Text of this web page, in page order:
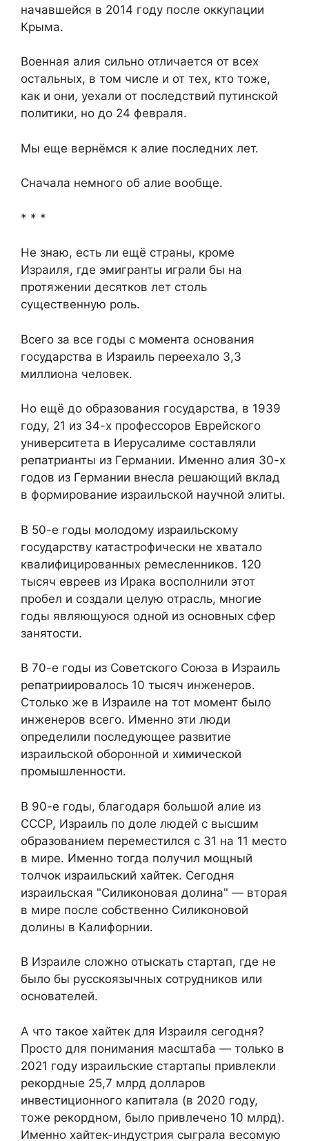
начавшейся в 2014 году после оккупации
Крыма.
Военная алия сильно отличается от всех
остальных, в том числе и от тех, кто тоже,
как и они, уехали от последствий путинской
политики, но до 24 февраля.
Мы еще вернёмся к алие последних лет.
Сначала немного об алие вообще.
* * *
Не знаю, есть ли ещё страны, кроме
Израиля, где эмигранты играли бы на
протяжении десятков лет столь
существенную роль.
Всего за все годы с момента основания
государства в Израиль переехало 3,3
миллиона человек.
Но ещё до образования государства, в 1939
году, 21 из 34-х профессоров Еврейского
университета в Иерусалиме составляли
репатрианты из Германии. Именно алия 30-х
годов из Германии внесла решающий вклад
в формирование израильской научной элиты.
В 50-е годы молодому израильскому
государству катастрофически не хватало
квалифицированных ремесленников. 120
тысяч евреев из Ирака восполнили этот
пробел и создали целую отрасль, многие
годы являющуюся одной из основных сфер
занятости.
В 70-е годы из Советского Союза в Израиль
репатриировалось 10 тысяч инженеров.
Столько же в Израиле на тот момент было
инженеров всего. Именно эти люди
определили последующее развитие
израильской оборонной и химической
промышленности.
В 90-е годы, благодаря большой алие из
СССР, Израиль по доле людей с высшим
образованием переместился с 31 на 11 место
в мире. Именно тогда получил мощный
толчок израильский хайтек. Сегодня
израильская "Силиконовая долина" — вторая
в мире после собственно Силиконовой
долины в Калифорнии.
В Израиле сложно отыскать стартап, где не
было бы русскоязычных сотрудников или
основателей.
А что такое хайтек для Израиля сегодня?
Просто для понимания масштаба — только в
2021 году израильские стартапы привлекли
рекордные 25,7 млрд долларов
инвестиционного капитала (в 2020 году,
тоже рекордном, было привлечено 10 млрд).
Именно хайтек-индустрия сыграла весомую